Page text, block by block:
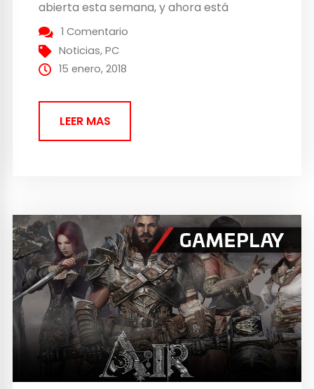
abierta esta semana, y ahora está
disponible de forma gratuita para los
jugadores de Steam mientras dure la beta
abierta. El MMO es algo así como un...
1 Comentario
Noticias,PC
15 enero, 2018
LEER MAS